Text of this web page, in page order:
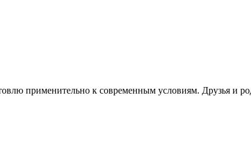
применительно к современным условиям. Друзья и